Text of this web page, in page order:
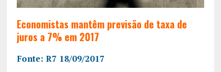
Economistas mantêm previsão de taxa de
juros a 7% em 2017
Fonte: R7 18/09/2017